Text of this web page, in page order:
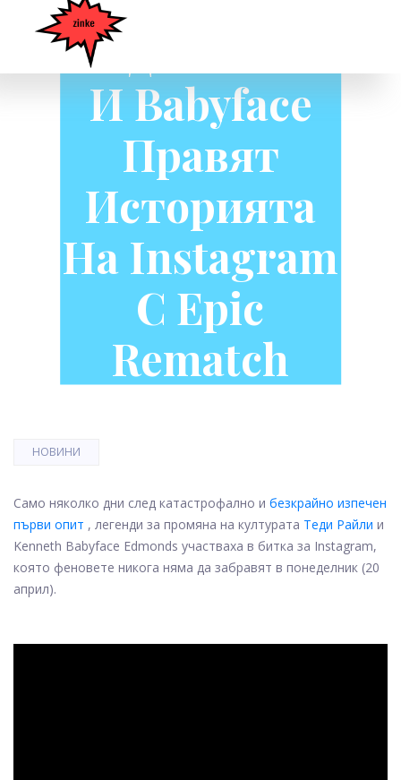
Теди Райли
И Babyface
Правят
Историята
На Instagram
С Epic
Rematch
НОВИНИ
Само няколко дни след катастрофално и безкрайно изпечен
първи опит , легенди за промяна на културата Теди Райли и
Kenneth Babyface Edmonds участваха в битка за Instagram,
която феновете никога няма да забравят в понеделник (20
април).